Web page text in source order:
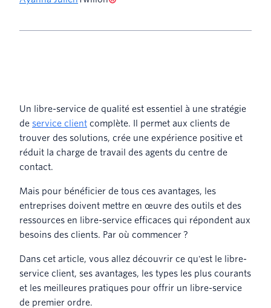
Un libre-service de qualité est essentiel à une stratégie
de service client complète. Il permet aux clients de
trouver des solutions, crée une expérience positive et
réduit la charge de travail des agents du centre de
contact.
Mais pour bénéficier de tous ces avantages, les
entreprises doivent mettre en œuvre des outils et des
ressources en libre-service efficaces qui répondent aux
besoins des clients. Par où commencer ?
Dans cet article, vous allez découvrir ce qu'est le libre-
service client, ses avantages, les types les plus courants
et les meilleures pratiques pour offrir un libre-service
de premier ordre.